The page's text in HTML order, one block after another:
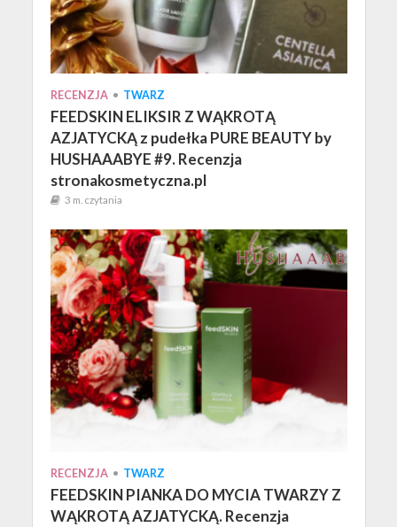
RECENZJA • TWARZ
FEEDSKIN ELIKSIR Z WĄKROTĄ
AZJATYCKĄ z pudełka PURE BEAUTY by
HUSHAAABYE #9. Recenzja
stronakosmetyczna.pl
3 m. czytania
RECENZJA • TWARZ
FEEDSKIN PIANKA DO MYCIA TWARZY Z
WĄKROTĄ AZJATYCKĄ. Recenzja